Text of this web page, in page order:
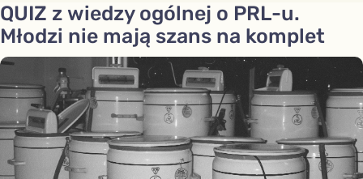
QUIZ z wiedzy ogólnej o PRL-u.
Młodzi nie mają szans na komplet